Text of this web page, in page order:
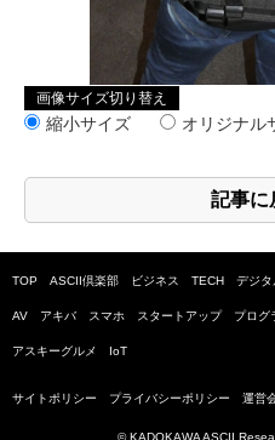
画像サイズ切り替え
縮小サイズ オリジナル
記事に
TOP ASCII倶楽部 ビジネス TECH デジタ
AV アキバ スマホ スタートアップ プログ
アスキーグルメ IoT
サイトポリシー プライバシーポリシー 運営
© KADOKAWA ASCII